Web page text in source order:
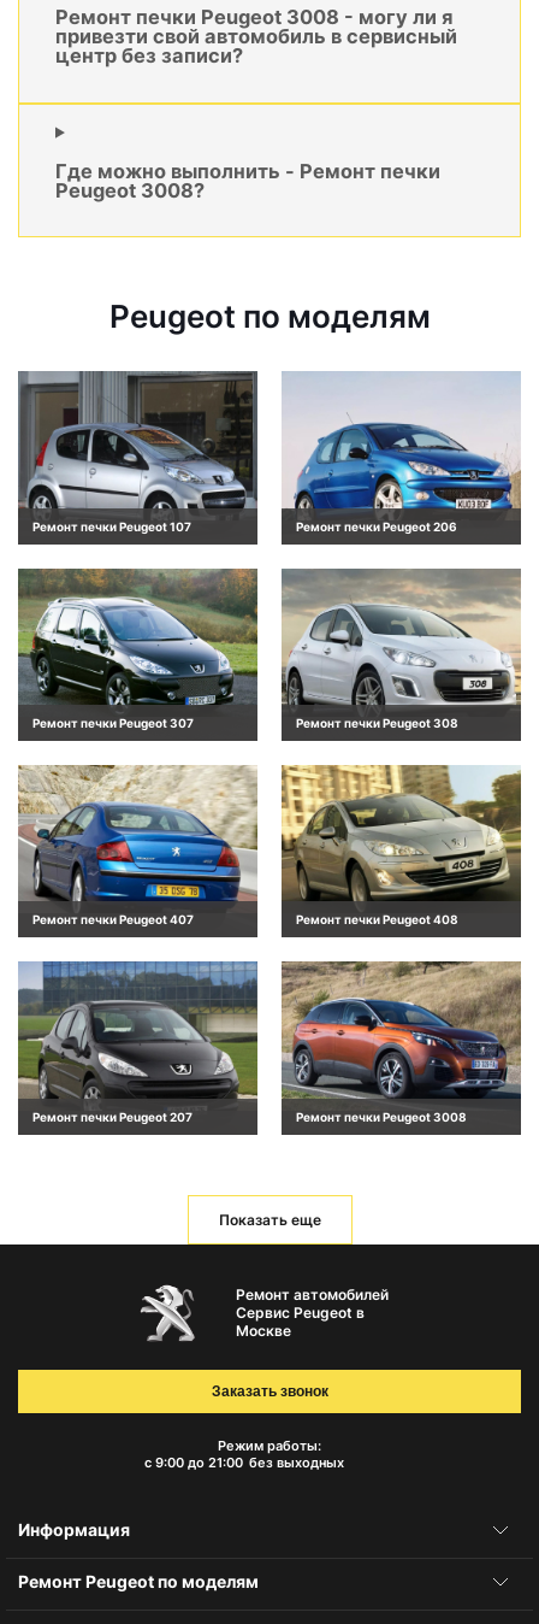
Ремонт печки Peugeot 3008 - могу ли я
привезти свой автомобиль в сервисный
центр без записи?
Где можно выполнить - Ремонт печки
Peugeot 3008?
Peugeot по моделям
Ремонт печки Peugeot 107 Ремонт печки Peugeot 206
Ремонт печки Peugeot 307 Ремонт печки Peugeot 308
Ремонт печки Peugeot 407 Ремонт печки Peugeot 408
Ремонт печки Peugeot 207 Ремонт печки Peugeot 3008
Показать еще
Ремонт автомобилей
Сервис Peugeot в
Москве
Режим работы:
с 9:00 до 21:00 без выходных
Заказать звонок
Информация
Ремонт Peugeot по моделям